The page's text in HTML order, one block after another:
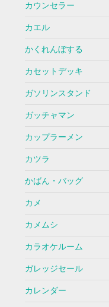
カウンセラー
カエル
かくれんぼする
カセットデッキ
ガソリンスタンド
ガッチャマン
カップラーメン
カツラ
かばん・バッグ
カメ
カメムシ
カラオケルーム
ガレッジセール
カレンダー